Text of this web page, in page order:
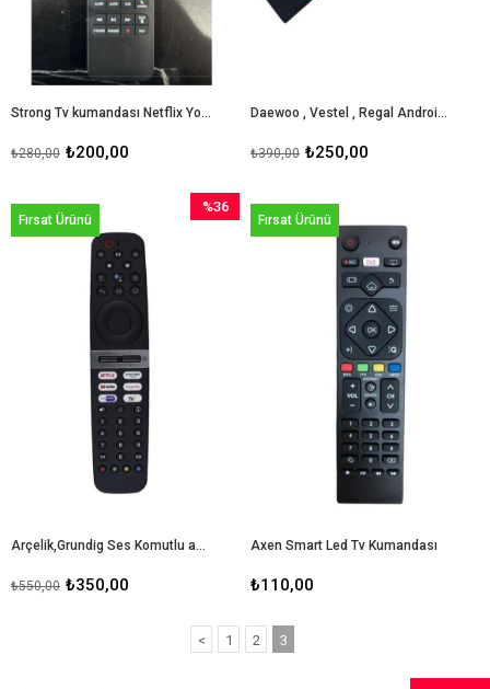
Strong Tv kumandası Netflix Youtube Tuşlu
₺200,00
₺280,00
Daewoo , Vestel , Regal Android Tv Kumandası Netflix-youtube-google play tuşlu
₺250,00
₺390,00
Arçelik,Grundig Ses Komutlu android tv kumandası birinci kalite
₺350,00
₺550,00
%36
Fırsat Ürünü
Axen Smart Led Tv Kumandası
₺110,00
Fırsat Ürünü
< 1 2 3